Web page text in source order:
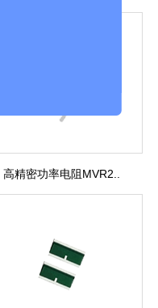
高精密功率电阻MVR2..